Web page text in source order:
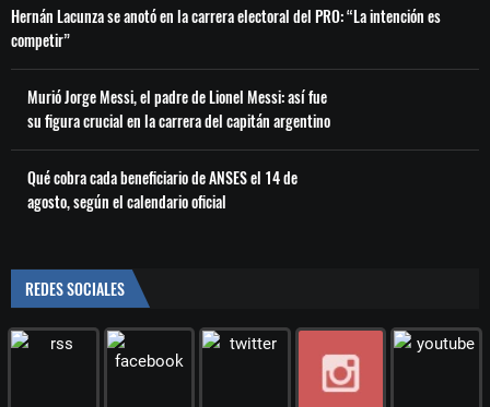
Hernán Lacunza se anotó en la carrera electoral del PRO: “La intención es
competir”
Murió Jorge Messi, el padre de Lionel Messi: así fue
su figura crucial en la carrera del capitán argentino
Qué cobra cada beneficiario de ANSES el 14 de
agosto, según el calendario oficial
REDES SOCIALES